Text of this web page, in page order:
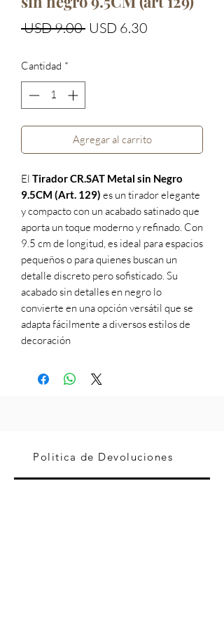
USD 9.00 Precio
USD 6.30
Cantidad *
Agregar al carrito
El Tirador CR.SAT Metal sin Negro
9.5CM (Art. 129) es un tirador elegante
y compacto con un acabado satinado que
aporta un toque moderno y refinado. Con
9.5 cm de longitud, es ideal para espacios
pequeños o para quienes buscan un
detalle discreto pero sofisticado. Su
acabado sin detalles en negro lo
convierte en una opción versátil que se
adapta fácilmente a diversos estilos de
decoración
Politica de Devoluciones